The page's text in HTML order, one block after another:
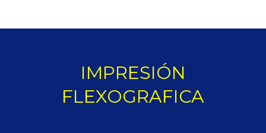
IMPRESIÓN
FLEXOGRAFICA